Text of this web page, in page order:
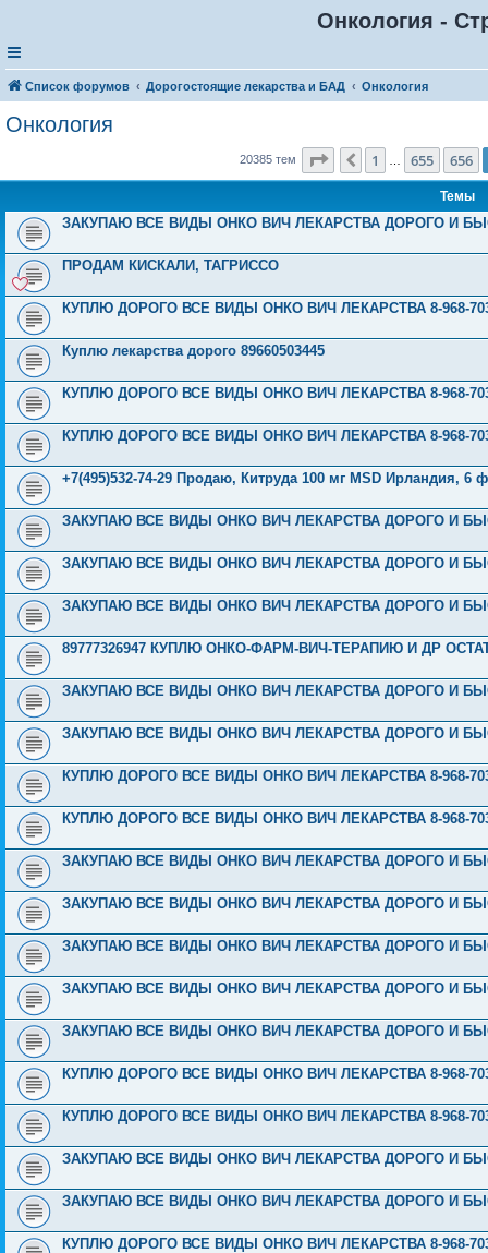
Онкология -
Список форумов Дорогостоящие лекарства и БАД Онкология
Онкология
20385 тем Страница 657из 816
Пред.
1 655 656
Темы
ЗАКУПАЮ ВСЕ ВИДЫ ОНКО ВИЧ ЛЕКАРСТВА ДОРОГО И
ПРОДАМ КИСКАЛИ, ТАГРИССО
КУПЛЮ ДОРОГО ВСЕ ВИДЫ ОНКО ВИЧ ЛЕКАРСТВА 8-968-
Куплю лекарства дорого 89660503445
КУПЛЮ ДОРОГО ВСЕ ВИДЫ ОНКО ВИЧ ЛЕКАРСТВА 8-968-
КУПЛЮ ДОРОГО ВСЕ ВИДЫ ОНКО ВИЧ ЛЕКАРСТВА 8-968-
+7(495)532-74-29 Продаю, Китруда 100 мг MSD Ирландия, 6
ЗАКУПАЮ ВСЕ ВИДЫ ОНКО ВИЧ ЛЕКАРСТВА ДОРОГО И
ЗАКУПАЮ ВСЕ ВИДЫ ОНКО ВИЧ ЛЕКАРСТВА ДОРОГО И
ЗАКУПАЮ ВСЕ ВИДЫ ОНКО ВИЧ ЛЕКАРСТВА ДОРОГО И
89777326947 КУПЛЮ ОНКО-ФАРМ-ВИЧ-ТЕРАПИЮ И ДР
ЗАКУПАЮ ВСЕ ВИДЫ ОНКО ВИЧ ЛЕКАРСТВА ДОРОГО И
ЗАКУПАЮ ВСЕ ВИДЫ ОНКО ВИЧ ЛЕКАРСТВА ДОРОГО И
КУПЛЮ ДОРОГО ВСЕ ВИДЫ ОНКО ВИЧ ЛЕКАРСТВА 8-968-
КУПЛЮ ДОРОГО ВСЕ ВИДЫ ОНКО ВИЧ ЛЕКАРСТВА 8-968-
ЗАКУПАЮ ВСЕ ВИДЫ ОНКО ВИЧ ЛЕКАРСТВА ДОРОГО И
ЗАКУПАЮ ВСЕ ВИДЫ ОНКО ВИЧ ЛЕКАРСТВА ДОРОГО И
ЗАКУПАЮ ВСЕ ВИДЫ ОНКО ВИЧ ЛЕКАРСТВА ДОРОГО И
ЗАКУПАЮ ВСЕ ВИДЫ ОНКО ВИЧ ЛЕКАРСТВА ДОРОГО И
ЗАКУПАЮ ВСЕ ВИДЫ ОНКО ВИЧ ЛЕКАРСТВА ДОРОГО И
КУПЛЮ ДОРОГО ВСЕ ВИДЫ ОНКО ВИЧ ЛЕКАРСТВА 8-968-
КУПЛЮ ДОРОГО ВСЕ ВИДЫ ОНКО ВИЧ ЛЕКАРСТВА 8-968-
ЗАКУПАЮ ВСЕ ВИДЫ ОНКО ВИЧ ЛЕКАРСТВА ДОРОГО И
ЗАКУПАЮ ВСЕ ВИДЫ ОНКО ВИЧ ЛЕКАРСТВА ДОРОГО И
КУПЛЮ ДОРОГО ВСЕ ВИДЫ ОНКО ВИЧ ЛЕКАРСТВА 8-968-